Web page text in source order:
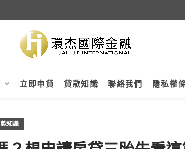
立即申貸 貸款知識 聯絡我們 隱私權
知識